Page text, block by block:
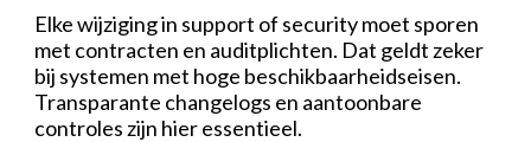
Elke wijziging in support of security moet sporen
met contracten en auditplichten. Dat geldt zeker
bij systemen met hoge beschikbaarheidseisen.
Transparante changelogs en aantoonbare
controles zijn hier essentieel.